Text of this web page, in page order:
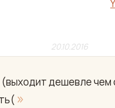
20.10.2016
дешевле
»